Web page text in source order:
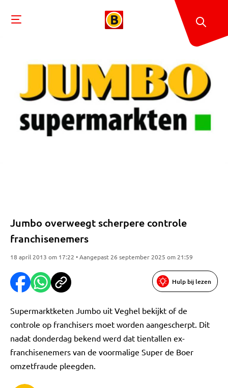
Jumbo overweegt scherpere controle
franchisenemers
18 april 2013 om 17:22 • Aangepast 26 september 2025 om 21:59
Hulp bij lezen
Supermarktketen Jumbo uit Veghel bekijkt of de
controle op franchisers moet worden aangescherpt. Dit
nadat donderdag bekend werd dat tientallen ex-
franchisenemers van de voormalige Super de Boer
omzetfraude pleegden.